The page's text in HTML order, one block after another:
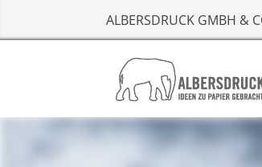
ALBERSDRUCK GMBH &